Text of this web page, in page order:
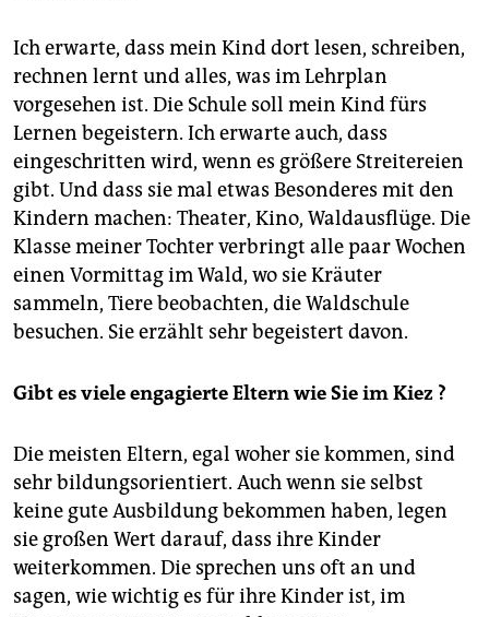
2010. Bereits veröffentlichte Texte stehen unter
taz.de/schillerkiez
. ( taz)
Ich erwarte, dass mein Kind dort lesen, schreiben,
rechnen lernt und alles, was im Lehrplan
vorgesehen ist. Die Schule soll mein Kind fürs
Lernen begeistern. Ich erwarte auch, dass
eingeschritten wird, wenn es größere Streitereien
gibt. Und dass sie mal etwas Besonderes mit den
Kindern machen: Theater, Kino, Waldausflüge. Die
Klasse meiner Tochter verbringt alle paar Wochen
einen Vormittag im Wald, wo sie Kräuter
sammeln, Tiere beobachten, die Waldschule
besuchen. Sie erzählt sehr begeistert davon.
Gibt es viele engagierte Eltern wie Sie im Kiez ?
Die meisten Eltern, egal woher sie kommen, sind
sehr bildungsorientiert. Auch wenn sie selbst
keine gute Ausbildung bekommen haben, legen
sie großen Wert darauf, dass ihre Kinder
weiterkommen. Die sprechen uns oft an und
sagen, wie wichtig es für ihre Kinder ist, im